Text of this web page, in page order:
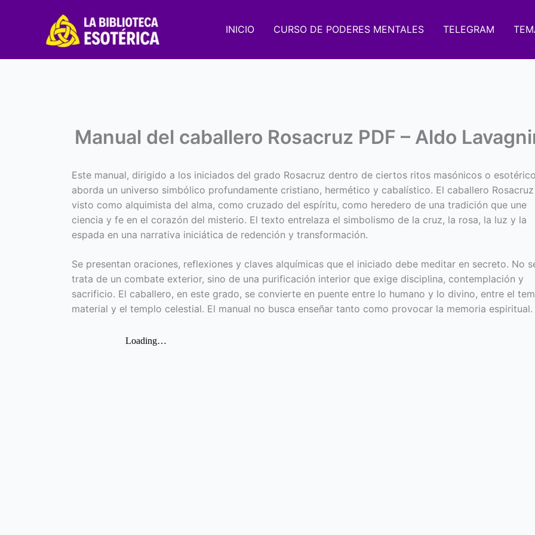
INICIO CURSO DE PODERES MENTALES TELEGRAM
Manual del caballero Rosacruz PDF – Aldo
Este manual, dirigido a los iniciados del grado Rosacruz dentro de ciertos ritos masónicos o
aborda un universo simbólico profundamente cristiano, hermético y cabalístico. El caballero
visto como alquimista del alma, como cruzado del espíritu, como heredero de una tradición que une
ciencia y fe en el corazón del misterio. El texto entrelaza el simbolismo de la cruz, la rosa, la luz y la
espada en una narrativa iniciática de redención y transformación.
Se presentan oraciones, reflexiones y claves alquímicas que el iniciado debe meditar en secreto. No
trata de un combate exterior, sino de una purificación interior que exige disciplina, contemplación y
sacrificio. El caballero, en este grado, se convierte en puente entre lo humano y lo divino, entre el
material y el templo celestial. El manual no busca enseñar tanto como provocar la memoria espiritual.